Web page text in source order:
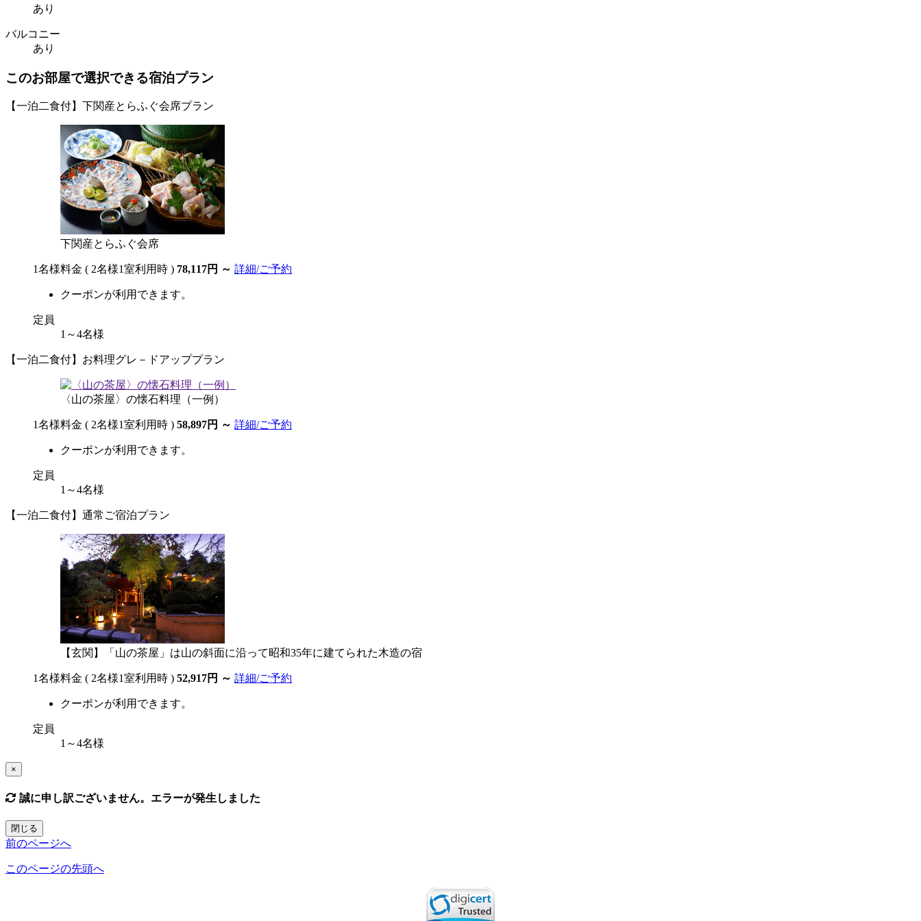
あり
バルコニー
あり
このお部屋で選択できる宿泊プラン
【一泊二食付】下関産とらふぐ会席プラン
下関産とらふぐ会席
1名様料金 ( 2名様1室利用時 ) 78,117円 ～ 詳細/ご予約
クーポンが利用できます。
定員
1～4名様
【一泊二食付】お料理グレ－ドアッププラン
〈山の茶屋〉の懐石料理（一例）
1名様料金 ( 2名様1室利用時 ) 58,897円 ～ 詳細/ご予約
クーポンが利用できます。
定員
1～4名様
【一泊二食付】通常ご宿泊プラン
【玄関】「山の茶屋」は山の斜面に沿って昭和35年に建てられた木造の宿
1名様料金 ( 2名様1室利用時 ) 52,917円 ～ 詳細/ご予約
クーポンが利用できます。
定員
1～4名様
×
誠に申し訳ございません。エラーが発生しました
閉じる
前のページへ
このページの先頭へ